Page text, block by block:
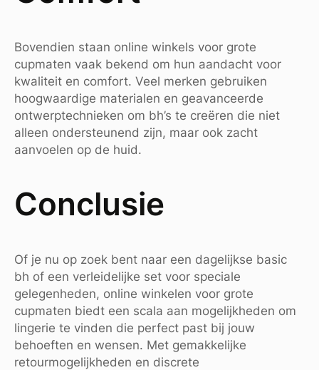
Bovendien staan online winkels voor grote
cupmaten vaak bekend om hun aandacht voor
kwaliteit en comfort. Veel merken gebruiken
hoogwaardige materialen en geavanceerde
ontwerptechnieken om bh’s te creëren die niet
alleen ondersteunend zijn, maar ook zacht
aanvoelen op de huid.
Conclusie
Of je nu op zoek bent naar een dagelijkse basic
bh of een verleidelijke set voor speciale
gelegenheden, online winkelen voor grote
cupmaten biedt een scala aan mogelijkheden om
lingerie te vinden die perfect past bij jouw
behoeften en wensen. Met gemakkelijke
retourmogelijkheden en discrete